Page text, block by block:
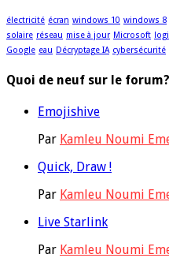
électricité écran windows 10 windows 8
solaire réseau mise à jour Microsoft
Google eau Décryptage IA cybersécurité
Quoi de neuf sur le forum?
Emojishive
Par Kamleu Noumi
Quick, Draw !
Par Kamleu Noumi
Live Starlink
Par Kamleu Noumi